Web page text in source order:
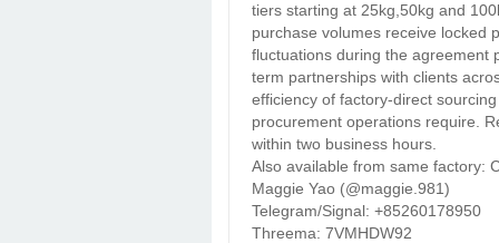
tiers starting at 25kg,50kg and
purchase volumes receive locked
fluctuations during the agreement
term partnerships with clients
efficiency of factory-direct
procurement operations require.
within two business hours.
Also available from same factory:
Maggie Yao (@maggie.981)
Telegram/Signal: +85260178950
Threema: 7VMHDW92